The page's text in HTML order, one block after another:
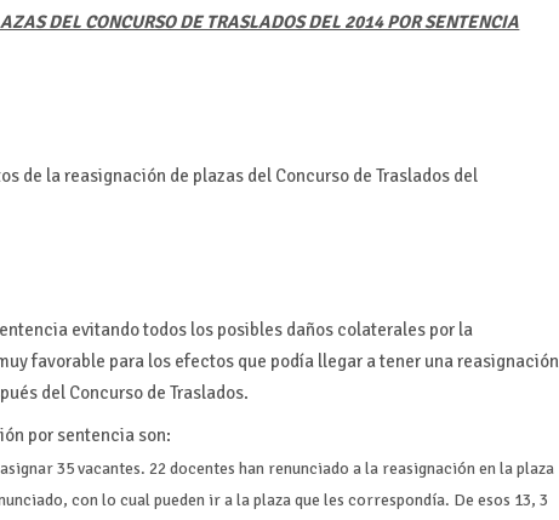
DEL CONCURSO DE TRASLADOS DEL 2014 POR SENTENCIA
de la reasignación de plazas del Concurso de Traslados del
evitando todos los posibles daños colaterales por la
favorable para los efectos que podía llegar a tener una reasignación
del Concurso de Traslados.
por sentencia son:
35 vacantes. 22 docentes han renunciado a la reasignación en la plaza
con lo cual pueden ir a la plaza que les correspondía. De esos 13, 3